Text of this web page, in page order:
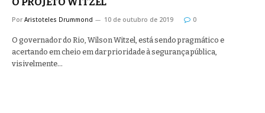
Por Aristoteles Drummond 10 de outubro de 2019 0
O governador do Rio, Wilson Witzel, está sendo pragmático e
acertando em cheio em dar prioridade à segurança pública,
visivelmente…